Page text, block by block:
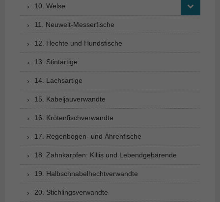
10. Welse
11. Neuwelt-Messerfische
12. Hechte und Hundsfische
13. Stintartige
14. Lachsartige
15. Kabeljauverwandte
16. Krötenfischverwandte
17. Regenbogen- und Ährenfische
18. Zahnkarpfen: Killis und Lebendgebärende
19. Halbschnabelhechtverwandte
20. Stichlingsverwandte